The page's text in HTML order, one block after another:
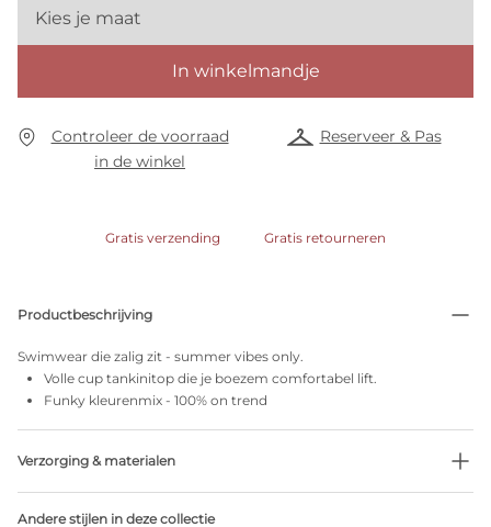
Kies je maat
In winkelmandje
Controleer de voorraad
in de winkel
Reserveer & Pas
Gratis verzending Gratis retourneren
Productbeschrijving
Swimwear die zalig zit - summer vibes only.
Volle cup tankinitop die je boezem comfortabel lift.
Funky kleurenmix - 100% on trend
Verzorging & materialen
Andere stijlen in deze collectie